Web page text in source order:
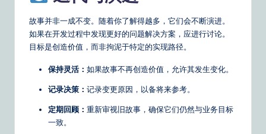
故事并非一成不变。随着你了解得越多，它们会不断演进。
如果在开发过程中发现更好的问题解决方案，应进行讨论。
目标是创造价值，而非拘泥于特定的实现路径。
保持灵活： 如果故事不再创造价值，允许其发生变化。
记录决策： 记录变更原因，以备将来参考。
定期回顾： 重新审视旧故事，确保它们仍然与业务目标
一致。